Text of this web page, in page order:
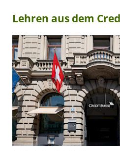
Lehren aus dem